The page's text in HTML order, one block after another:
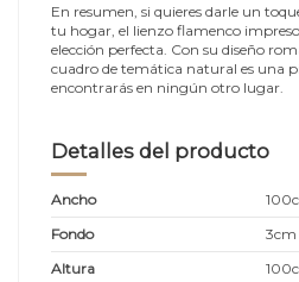
En resumen, si quieres darle un
tu hogar, el lienzo flamenco
elección perfecta. Con su diseño
cuadro de temática natural es una
encontrarás en ningún otro lugar.
Detalles del producto
Ancho
Fondo
3cm
Altura